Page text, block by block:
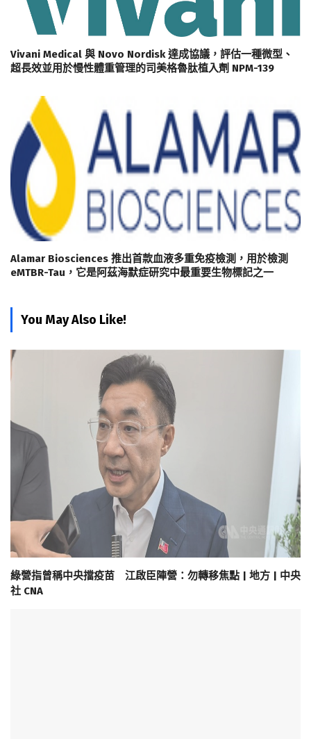
Vivani Medical 與 Novo Nordisk 達成協議，評估一種微型、
超長效並用於慢性體重管理的司美格魯肽植入劑 NPM-139
Alamar Biosciences 推出首款血液多重免疫檢測，用於檢測
eMTBR-Tau，它是阿茲海默症研究中最重要生物標記之一
You May Also Like!
綠營指曾稱中央擋疫苗 江啟臣陣營：勿轉移焦點 | 地方 | 中央
社 CNA